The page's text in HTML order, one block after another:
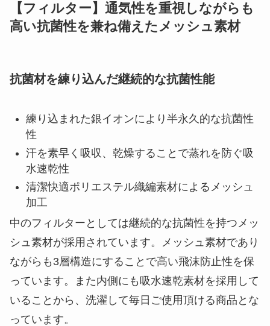
【フィルター】通気性を重視しながらも
高い抗菌性を兼ね備えたメッシュ素材
抗菌材を練り込んだ継続的な抗菌性能
練り込まれた銀イオンにより半永久的な抗菌性
性
汗を素早く吸収、乾燥することで蒸れを防ぐ吸
水速乾性
清潔快適ポリエステル織編素材によるメッシュ
加工
中のフィルターとしては継続的な抗菌性を持つメッ
シュ素材が採用されています。メッシュ素材であり
ながらも3層構造にすることで高い飛沫防止性を保
っています。また内側にも吸水速乾素材を採用して
いることから、洗濯して毎日ご使用頂ける商品とな
っています。